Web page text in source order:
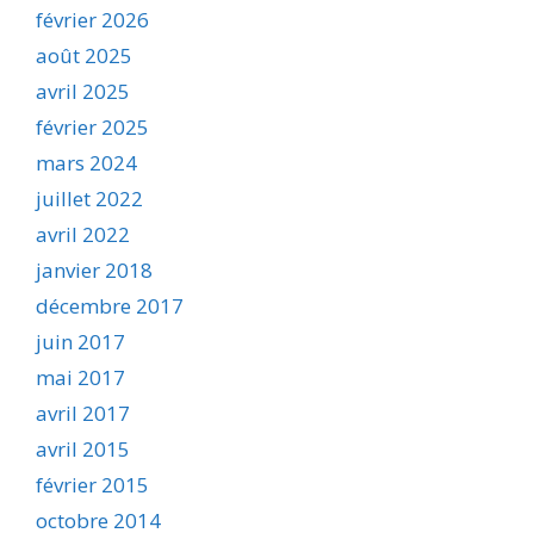
février 2026
août 2025
avril 2025
février 2025
mars 2024
juillet 2022
avril 2022
janvier 2018
décembre 2017
juin 2017
mai 2017
avril 2017
avril 2015
février 2015
octobre 2014